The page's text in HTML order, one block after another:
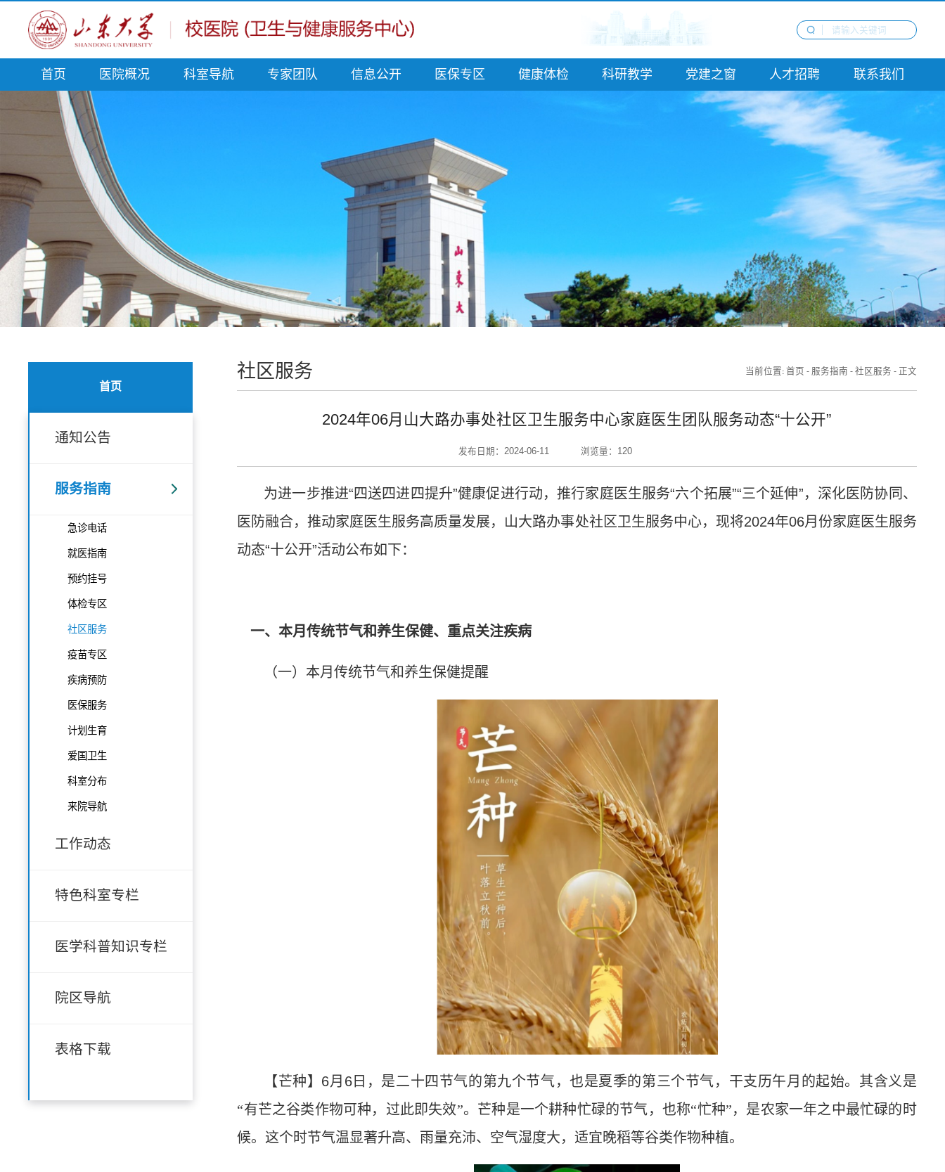
首页 医院概况 科室导航 专家团队 信息公开 医保专区 健康体检 科研教学 党建之窗 人才招聘 联系我们
首页
通知公告
服务指南
急诊电话
就医指南
预约挂号
体检专区
社区服务
疫苗专区
疾病预防
医保服务
计划生育
爱国卫生
科室分布
来院导航
工作动态
特色科室专栏
医学科普知识专栏
院区导航
表格下载
社区服务 当前位置: 首页 - 服务指南 - 社区服务 - 正文
2024年06月山大路办事处社区卫生服务中心家庭医生团队服务动态“十公开”
发布日期：2024-06-11 浏览量： 120
为进一步推进“四送四进四提升”健康促进行动，推行家庭医生服务“六个拓展”“三个延伸”，深化医防协同、
医防融合，推动家庭医生服务高质量发展，山大路办事处社区卫生服务中心，现将2024年06月份家庭医生服务
动态“十公开”活动公布如下：
一、本月传统节气和养生保健、重点关注疾病
（一）本月传统节气和养生保健提醒
【芒种】 6月 6日，是二十四节气的第九个节气，也是夏季的第三个节气，干支历午月的起始。其含义是
“有芒之谷类作物可种，过此即失效”。芒种是一个耕种忙碌的节气，也称“忙种”，是农家一年之中最忙碌的时
候。这个时节气温显著升高、雨量充沛、空气湿度大，适宜晚稻等谷类作物种植。